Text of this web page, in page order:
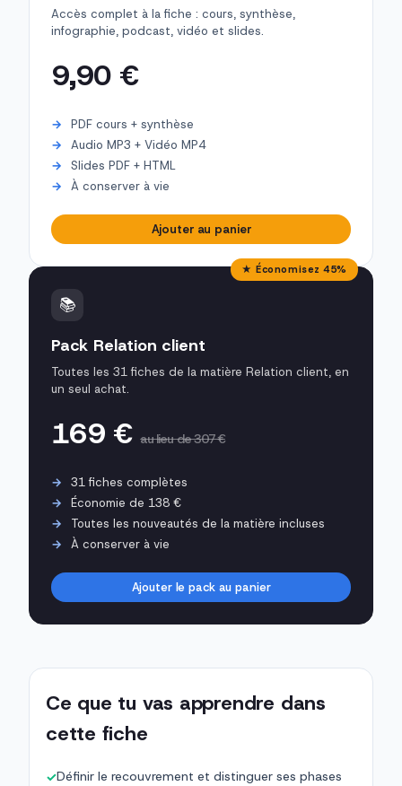
Accès complet à la fiche : cours, synthèse,
infographie, podcast, vidéo et slides.
9,90 €
PDF cours + synthèse
Audio MP3 + Vidéo MP4
Slides PDF + HTML
À conserver à vie
Ajouter au panier
★ Économisez 45%
📚
Pack Relation client
Toutes les 31 fiches de la matière Relation client, en
un seul achat.
169 €au lieu de 307 €
31 fiches complètes
Économie de 138 €
Toutes les nouveautés de la matière incluses
À conserver à vie
Ajouter le pack au panier
Ce que tu vas apprendre dans
cette fiche
✓Définir le recouvrement et distinguer ses phases